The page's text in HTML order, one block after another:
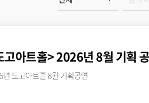
고아트홀> 2026년 8월 기획
년 도고아트홀 8월 기획공연